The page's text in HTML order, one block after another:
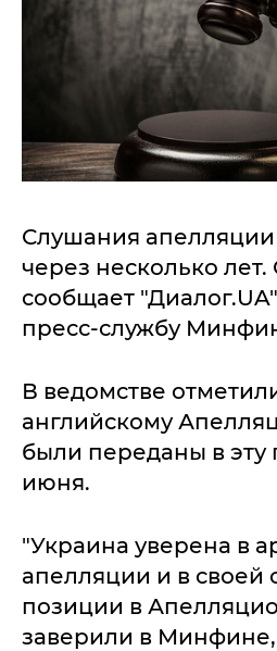
Слушания апелляции
через несколько лет.
сообщает
пресс-службу
В ведомстве
английскому
были переданы в эту
июня.
"Украина уверена в
апелляции и в своей
позиции в
заверили в Минфине,